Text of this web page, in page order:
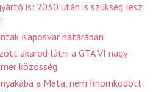
is: 2030 után is szükség lesz
Kaposvár határában
akarod látni a GTA VI nagy
közösség
a Meta, nem finomkodott